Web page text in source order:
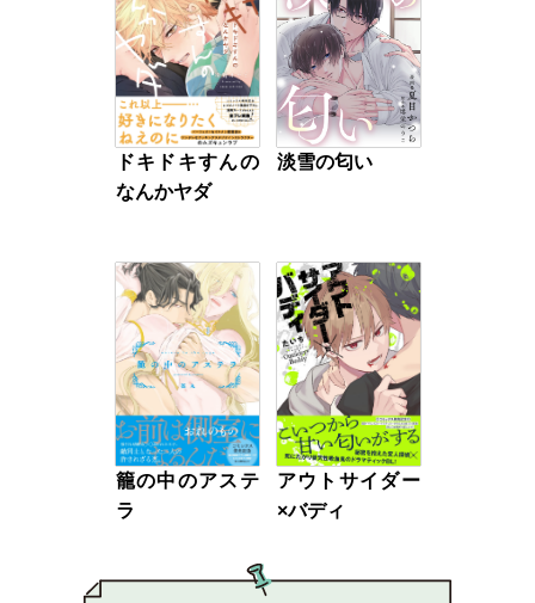
ドキドキすんの
なんかヤダ
淡雪の匂い
籠の中のアステ
ラ
アウトサイダー
×バディ